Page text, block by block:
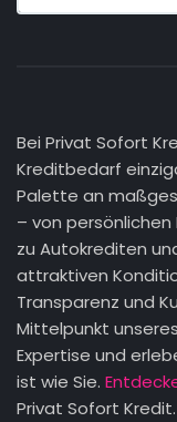
Bei Privat Sofort
Kreditbedarf
Palette an
– von persönlichen
zu Autokrediten
attraktiven
Transparenz und
Mittelpunkt
Expertise und
ist wie Sie.
Privat Sofort Kredit.